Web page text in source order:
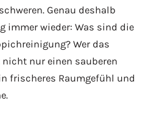
Genau deshalb
immer wieder: Was sind die
Wer das
nur einen sauberen
frischeres Raumgefühl und